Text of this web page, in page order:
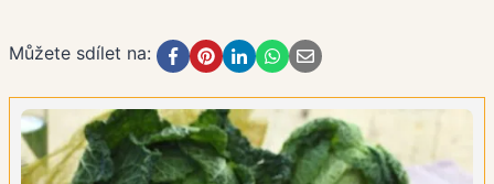
Můžete sdílet na: